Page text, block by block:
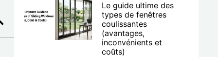
Le guide ultime des
types de fenêtres
coulissantes
(avantages,
inconvénients et
coûts)